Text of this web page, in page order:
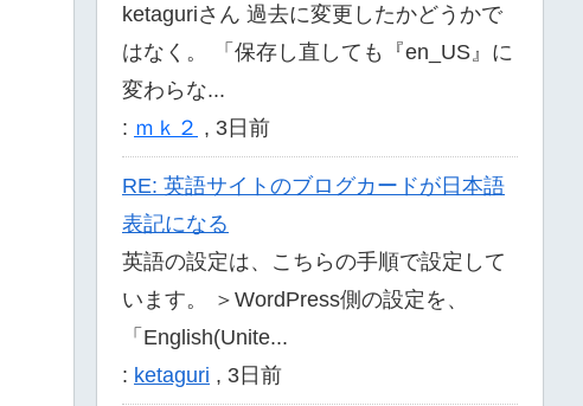
ketaguriさん 過去に変更したかどうかで
はなく。 「保存し直しても『en_US』に
変わらな...
: ｍｋ２ , 3日前
RE: 英語サイトのブログカードが日本語
表記になる
英語の設定は、こちらの手順で設定して
います。 ＞WordPress側の設定を、
「English(Unite...
: ketaguri , 3日前